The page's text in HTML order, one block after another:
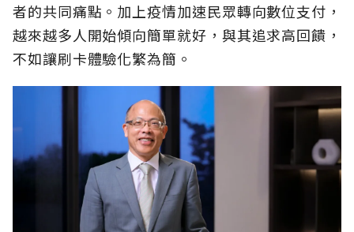
者的共同痛點。加上疫情加速民眾轉向數位支付，
越來越多人開始傾向簡單就好，與其追求高回饋，
不如讓刷卡體驗化繁為簡。